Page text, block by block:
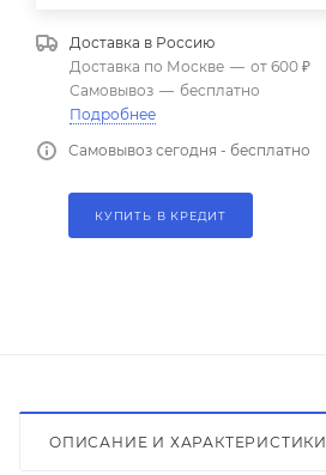
Доставка в Россию
Доставка по Москве — от 600 ₽
Самовывоз — бесплатно
Подробнее
Самовывоз сегодня - бесплатно
КУПИТЬ В КРЕДИТ
ОПИСАНИЕ И ХАРАКТЕРИСТИКИ